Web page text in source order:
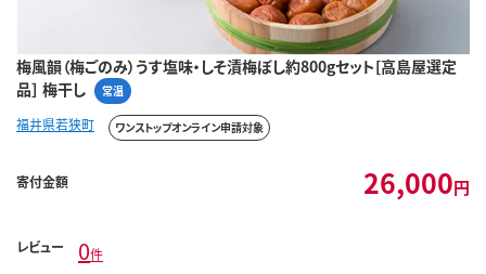
梅風韻（梅ごのみ）うす塩味・しそ漬梅ぼし約800gセット[高島屋選定
品］ 梅干し
常温
福井県若狭町 ワンストップオンライン申請対象
寄付金額 26,000円
レビュー 0件